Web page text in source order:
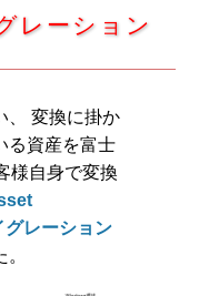
レーション
、 変換に掛か
る資産を富士
様自身で変換
グレーション